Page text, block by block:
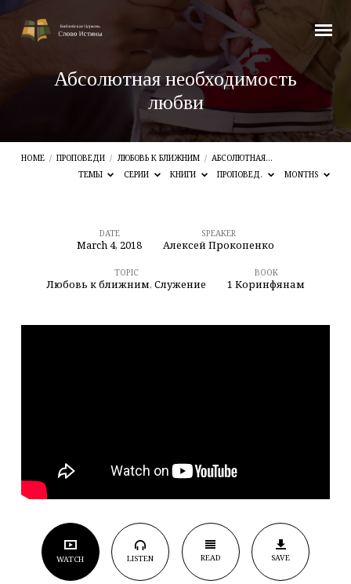
Абсолютная необходимость
любви
HOME / ПРОПОВЕДИ / ЛЮБОВЬ К БЛИЖНИМ / АБСОЛЮТНАЯ…
ТЕМЫ
СЕРИИ КНИГИ ПРОПОВЕД. MONTHS
Абсолютная
необходимость
DATE
March 4, 2018
SPEAKER
Алексей Прокопенко
TOPIC
Любовь к ближним, Служение
BOOK
1 Коринфянам
WATCH LISTEN READ SAVE